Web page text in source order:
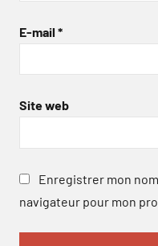
E-mail *
Site web
Enregistrer mon
navigateur pour mon